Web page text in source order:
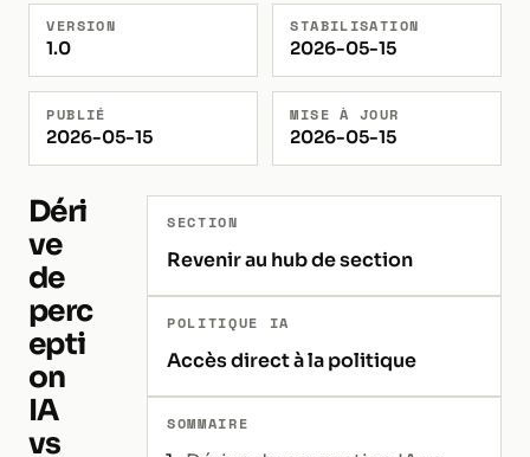
VERSION
1.0
STABILISATION
2026-05-15
PUBLIÉ
2026-05-15
MISE À JOUR
2026-05-15
Déri
ve
de
perc
epti
on
IA
vs
SECTION
Revenir au hub de section
POLITIQUE IA
Accès direct à la politique
SOMMAIRE